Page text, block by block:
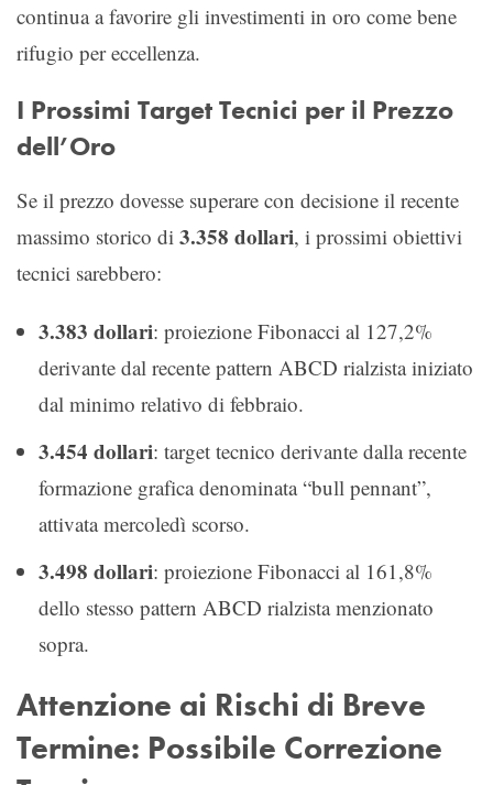
continua a favorire gli investimenti in oro come bene
rifugio per eccellenza.
I Prossimi Target Tecnici per il Prezzo
dell’Oro
Se il prezzo dovesse superare con decisione il recente
massimo storico di 3.358 dollari, i prossimi obiettivi
tecnici sarebbero:
3.383 dollari: proiezione Fibonacci al 127,2%
derivante dal recente pattern ABCD rialzista iniziato
dal minimo relativo di febbraio.
3.454 dollari: target tecnico derivante dalla recente
formazione grafica denominata “bull pennant”,
attivata mercoledì scorso.
3.498 dollari: proiezione Fibonacci al 161,8%
dello stesso pattern ABCD rialzista menzionato
sopra.
Attenzione ai Rischi di Breve
Termine: Possibile Correzione